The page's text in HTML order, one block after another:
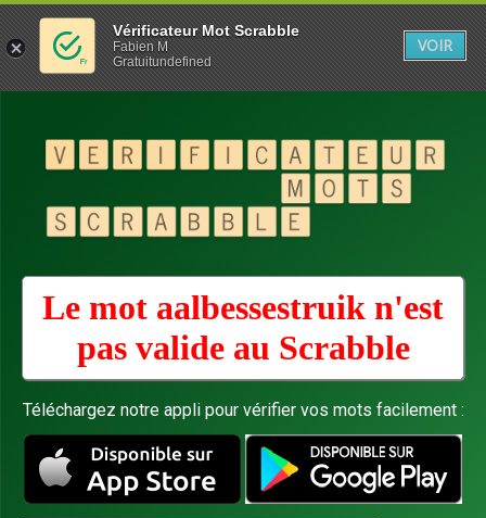
Le mot aalbessestruik n'est
pas valide au Scrabble
Téléchargez notre appli pour vérifier vos mots facilement :
Vérificateur Mot Scrabble
Fabien M
Gratuitundefined
VOIR